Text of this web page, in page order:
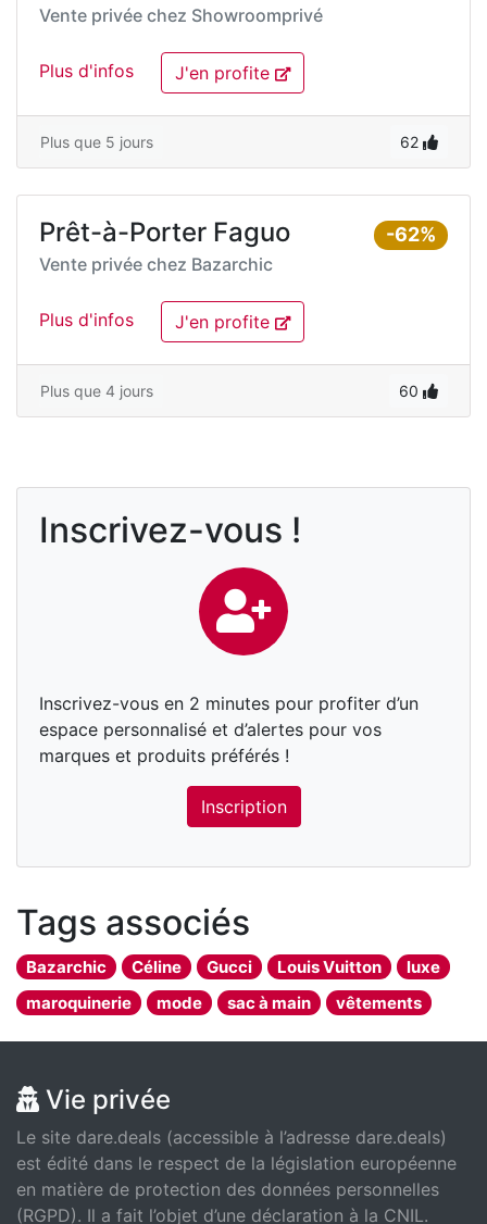
Vente privée chez Showroomprivé
Plus d'infos J'en profite
Plus que 5 jours 62
-62%
Prêt-à-Porter Faguo
Vente privée chez Bazarchic
Plus d'infos J'en profite
Plus que 4 jours 60
Inscrivez-vous !
Inscrivez-vous en 2 minutes pour profiter d’un
espace personnalisé et d’alertes pour vos
marques et produits préférés !
Inscription
Tags associés
Bazarchic Céline Gucci Louis Vuitton
luxe
maroquinerie
mode sac à main vêtements
Vie privée
Le site dare.deals (accessible à l’adresse dare.deals)
est édité dans le respect de la législation européenne
en matière de protection des données personnelles
(RGPD). Il a fait l’objet d’une déclaration à la CNIL.